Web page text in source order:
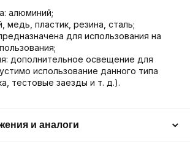
алюминий;
медь, пластик, резина, сталь;
для использования на
дополнительное освещение для
использование данного типа
тестовые заезды и т. д.).
и аналоги